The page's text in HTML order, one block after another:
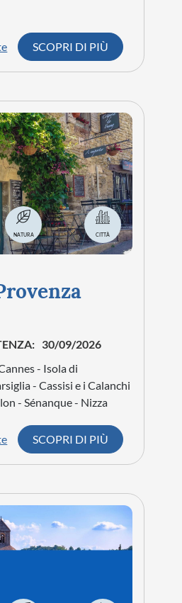
SCOPRI DI PIÙ
NATURA CITTÀ
30/09/2026
- Isola di
- Cassisi e i Calanchi
- Sénanque - Nizza
SCOPRI DI PIÙ